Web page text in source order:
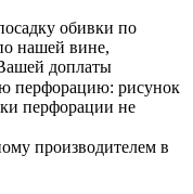
обивки по
нашей вине,
доплаты
перфорацию: рисунок
перфорации не
производителем в